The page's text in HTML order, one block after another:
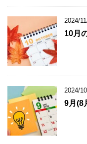
2024/
10月
2024/
9月(8